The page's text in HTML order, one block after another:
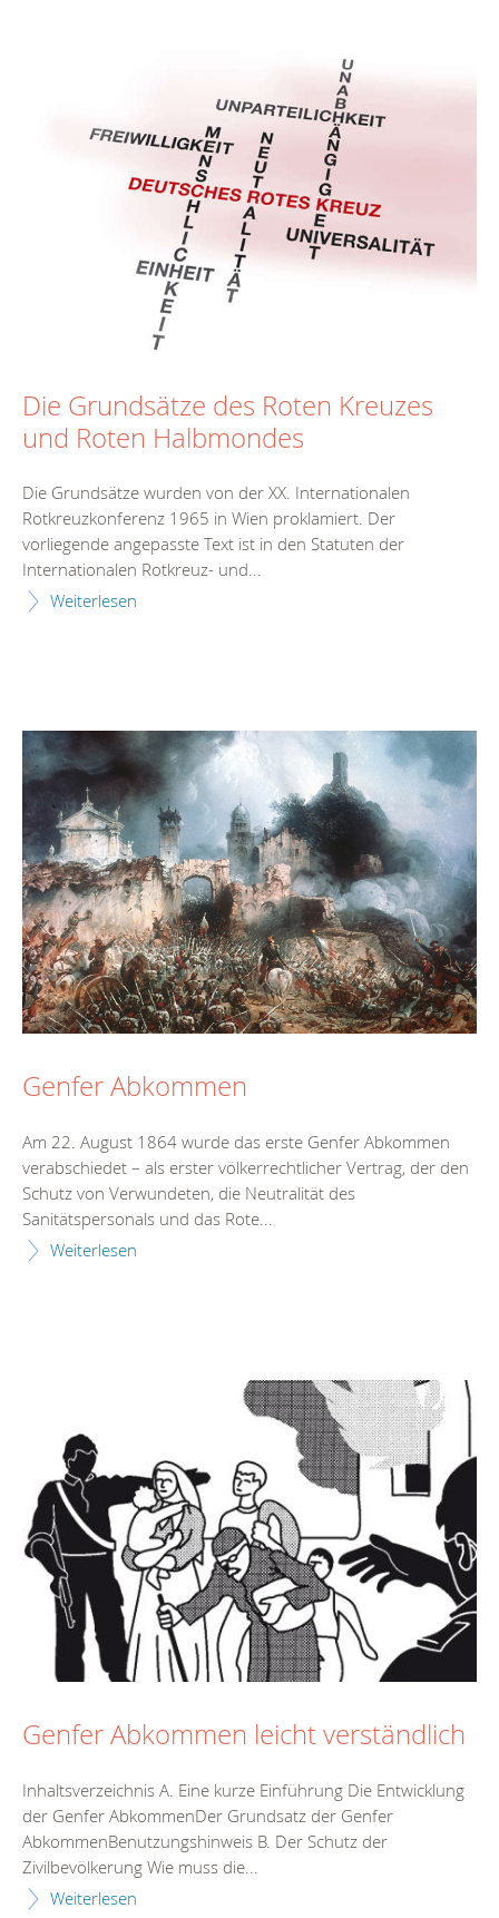
Die Grundsätze des Roten Kreuzes
und Roten Halbmondes
Die Grundsätze wurden von der XX. Internationalen
Rotkreuzkonferenz 1965 in Wien proklamiert. Der
vorliegende angepasste Text ist in den Statuten der
Internationalen Rotkreuz- und...
Weiterlesen
Genfer Abkommen
Am 22. August 1864 wurde das erste Genfer Abkommen
verabschiedet – als erster völkerrechtlicher Vertrag, der den
Schutz von Verwundeten, die Neutralität des
Sanitätspersonals und das Rote...
Weiterlesen
Genfer Abkommen leicht verständlich
Inhaltsverzeichnis A. Eine kurze Einführung Die Entwicklung
der Genfer AbkommenDer Grundsatz der Genfer
AbkommenBenutzungshinweis B. Der Schutz der
Zivilbevölkerung Wie muss die...
Weiterlesen